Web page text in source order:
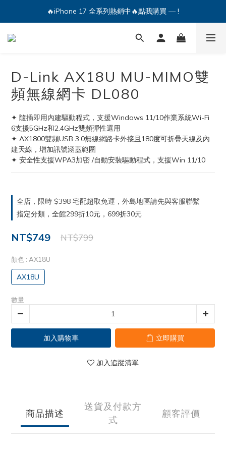
🔥iPhone 17 全系列熱銷中🔥點我購買 — !
💕加入Q哥 Line 新好友領優惠券！🎫
🔥iPhone 17 全系列熱銷中🔥點我購買 — !
D-Link AX18U MU-MIMO雙
頻無線網卡 DL080
✦ 隨插即用內建驅動程式，支援Windows 11/10作業系統Wi-Fi
6支援5GHz和2.4GHz雙頻彈性選用
✦ AX1800雙頻USB 3.0無線網路卡外接且180度可折疊天線及內
建天線，增加訊號涵蓋範圍
✦ 安全性支援WPA3加密 /自動安裝驅動程式，支援Win 11/10
全店，限時 $398 宅配超取免運，外島地區請先與客服聯繫
指定分類，全館299折10元，699折30元
NT$749 NT$799
顏色 : AX18U
AX18U
數量
加入購物車 立即購買
加入追蹤清單
商品描述
送貨及付款方
式
顧客評價